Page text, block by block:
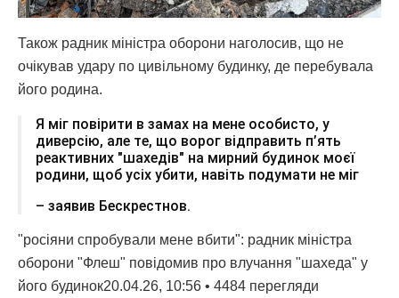
Також радник міністра оборони наголосив, що не
очікував удару по цивільному будинку, де перебувала
його родина.
Я міг повірити в замах на мене особисто, у
диверсію, але те, що ворог відправить п’ять
реактивних "шахедів" на мирний будинок моєї
родини, щоб усіх убити, навіть подумати не міг
– заявив Бескрестнов.
"росіяни спробували мене вбити": радник міністра
оборони "Флеш" повідомив про влучання "шахеда" у
його будинок20.04.26, 10:56 • 4484 перегляди